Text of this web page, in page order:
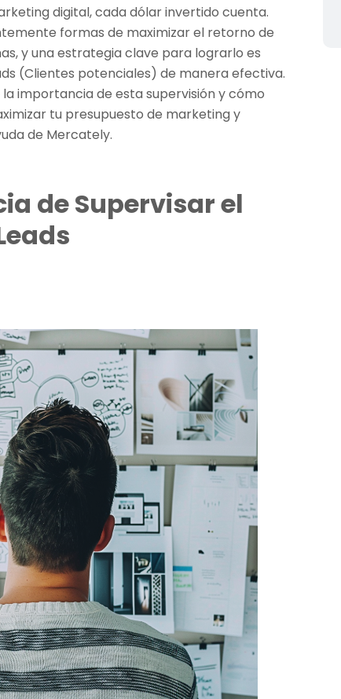
digital, cada dólar invertido cuenta.
formas de maximizar el retorno de
y una estrategia clave para lograrlo es
(Clientes potenciales) de manera efectiva.
importancia de esta supervisión y cómo
tu presupuesto de marketing y
de Mercately.
de Supervisar el